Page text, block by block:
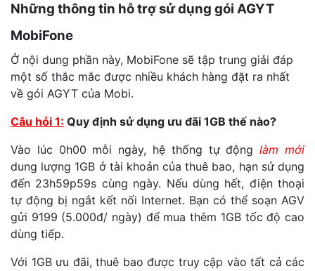
Những thông tin hỗ trợ sử dụng gói AGYT
MobiFone
Ở nội dung phần này, MobiFone sẽ tập trung giải đáp
một số thắc mắc được nhiều khách hàng đặt ra nhất
về gói AGYT của Mobi.
Câu hỏi 1: Quy định sử dụng ưu đãi 1GB thế nào?
Vào lúc 0h00 mỗi ngày, hệ thống tự độnglàm mới
dung lượng 1GB ở tài khoản của thuê bao, hạn sử dụng
đến 23h59p59s cùng ngày. Nếu dùng hết, điện thoại
tự động bị ngắt kết nối Internet. Bạn có thể soạn AGV
gửi 9199 (5.000đ/ ngày) để mua thêm 1GB tốc độ cao
dùng tiếp.
Với 1GB ưu đãi, thuê bao được truy cập vào tất cả các